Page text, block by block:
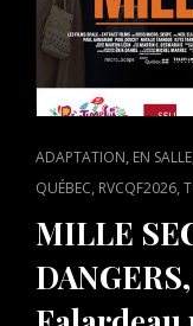
CAT
LINKS
ADAPTATION, EN SALLE
QUÉBEC, RVCQF2026,
MILLE